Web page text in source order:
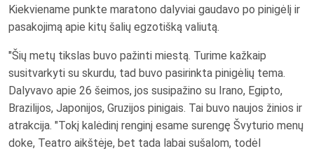
Kiekviename punkte maratono dalyviai gaudavo po pinigėlį ir
pasakojimą apie kitų šalių egzotišką valiutą.
"Šių metų tikslas buvo pažinti miestą. Turime kažkaip
susitvarkyti su skurdu, tad buvo pasirinkta pinigėlių tema.
Dalyvavo apie 26 šeimos, jos susipažino su Irano, Egipto,
Brazilijos, Japonijos, Gruzijos pinigais. Tai buvo naujos žinios ir
atrakcija. "Tokį kalėdinį renginį esame surengę Švyturio menų
doke, Teatro aikštėje, bet tada labai sušalom, todėl